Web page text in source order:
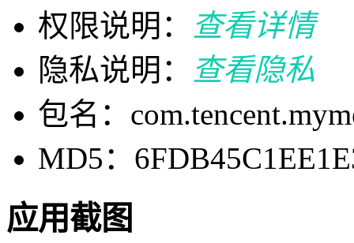
权限说明：
查看详情
隐私说明：
查看隐私
包名：
MD5：
应用截图